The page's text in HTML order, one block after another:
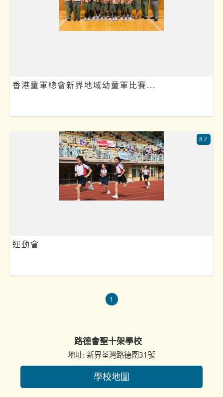
香港童軍總會新界地域幼童軍比賽...
運動會
82
1
路德會聖十架學校
地址: 新界荃灣路德圍31號
學校地圖